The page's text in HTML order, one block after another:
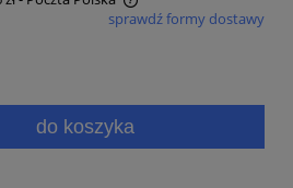
kosztów płatności
sprawdź formy dostawy
do koszyka